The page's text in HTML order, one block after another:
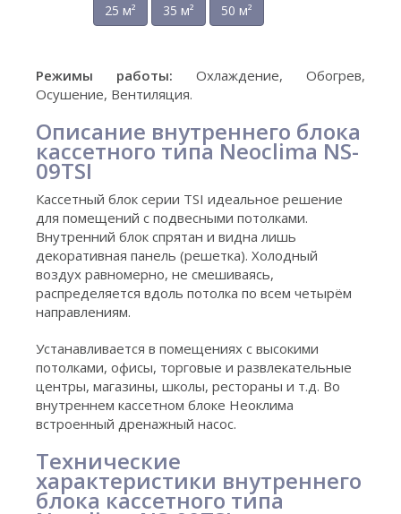
25 м² 35 м² 50 м²
Режимы работы: Охлаждение, Обогрев,
Осушение, Вентиляция.
Описание внутреннего блока
кассетного типа Neoclima NS-
09TSI
Кассетный блок серии TSI идеальное решение
для помещений с подвесными потолками.
Внутренний блок спрятан и видна лишь
декоративная панель (решетка). Холодный
воздух равномерно, не смешиваясь,
распределяется вдоль потолка по всем четырём
направлениям.
Устанавливается в помещениях с высокими
потолками, офисы, торговые и развлекательные
центры, магазины, школы, рестораны и т.д. Во
внутреннем кассетном блоке Неоклима
встроенный дренажный насос.
Технические
характеристики внутреннего
блока кассетного типа